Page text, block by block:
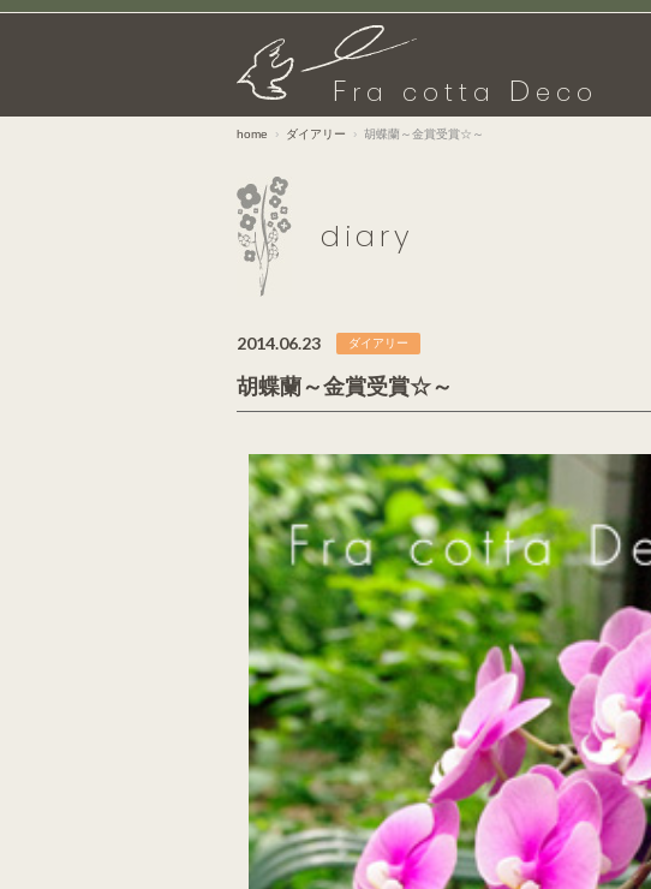
F ra cotta D eco
home ダイアリー 胡蝶蘭～金賞受賞☆～
diary
2014.06.23 ダイアリー
胡蝶蘭～金賞受賞☆～